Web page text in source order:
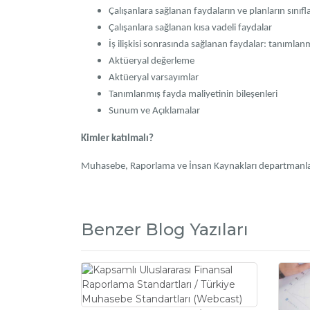
Çalışanlara sağlanan faydaların ve planların
Çalışanlara sağlanan kısa vadeli faydalar
İş ilişkisi sonrasında sağlanan faydalar:
Aktüeryal değerleme
Aktüeryal varsayımlar
Tanımlanmış fayda maliyetinin bileşenleri
Sunum ve Açıklamalar
Kimler katılmalı?
Muhasebe, Raporlama ve İnsan Kaynakları
Benzer Blog Yazıları